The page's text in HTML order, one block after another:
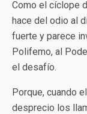
Como el cíclope
hace del odio al
fuerte y parece
Polifemo, al
el desafío.
Porque, cuando
desprecio los